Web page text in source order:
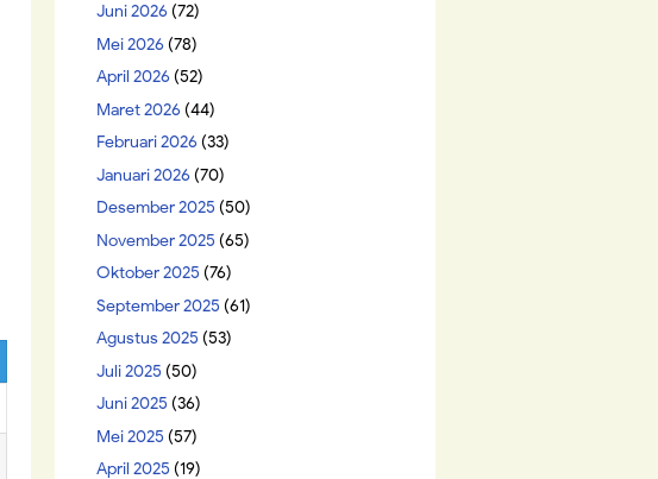
Juni 2026 (72)
Mei 2026 (78)
April 2026 (52)
Maret 2026 (44)
Februari 2026 (33)
Januari 2026 (70)
Desember 2025 (50)
November 2025 (65)
Oktober 2025 (76)
September 2025 (61)
Agustus 2025 (53)
Juli 2025 (50)
Juni 2025 (36)
Mei 2025 (57)
April 2025 (19)